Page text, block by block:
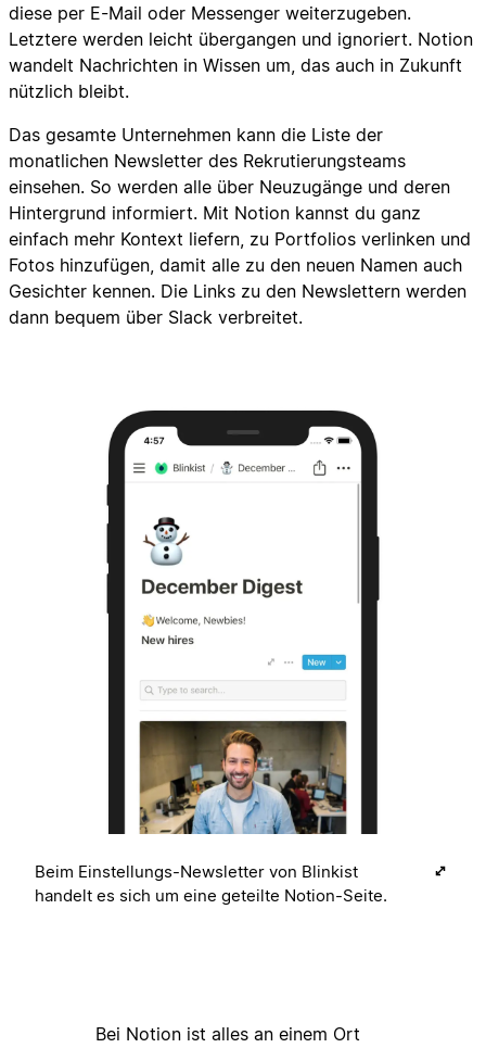
diese per E-Mail oder Messenger weiterzugeben.
Letztere werden leicht übergangen und ignoriert. Notion
wandelt Nachrichten in Wissen um, das auch in Zukunft
nützlich bleibt.
Das gesamte Unternehmen kann die Liste der
monatlichen Newsletter des Rekrutierungsteams
einsehen. So werden alle über Neuzugänge und deren
Hintergrund informiert. Mit Notion kannst du ganz
einfach mehr Kontext liefern, zu Portfolios verlinken und
Fotos hinzufügen, damit alle zu den neuen Namen auch
Gesichter kennen. Die Links zu den Newslettern werden
dann bequem über Slack verbreitet.
Beim Einstellungs-Newsletter von Blinkist
handelt es sich um eine geteilte Notion-Seite.
Bei Notion ist alles an einem Ort